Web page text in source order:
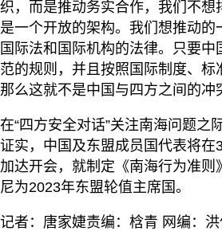
织，而是推动务实合作，我们不想
是一个开放的架构。我们想推动的
国际法和国际机构的法律。只要中
范的规则，并且按照国际制度、标
那么这就不是中国与四方之间的冲
在“四方安全对话”关注南海问题之
证实，中国及东盟成员国代表将在
加达开会，就制定《南海行为准则
尼为2023年东盟轮值主席国。
记者：唐家婕责编：梒青 网编：洪